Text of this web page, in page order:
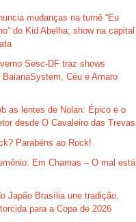
mudanças na turnê “Eu
do Kid Abelha; show na capital
Sesc-DF traz shows
Céu e Amaro
as lentes de Nolan: Épico e o
desde O Cavaleiro das Trevas
Parabéns ao Rock!
Em Chamas – O mal está
Japão Brasília une tradição,
para a Copa de 2026